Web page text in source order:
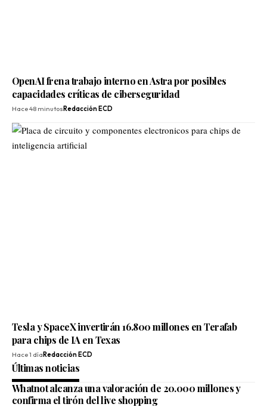
OpenAI frena trabajo interno en Astra por posibles
capacidades críticas de ciberseguridad
Hace 48 minutos Redacción ECD
Tesla y SpaceX invertirán 16.800 millones en Terafab
para chips de IA en Texas
Hace 1 díaRedacción ECD
Últimas noticias
Whatnot alcanza una valoración de 20.000 millones y
confirma el tirón del live shopping